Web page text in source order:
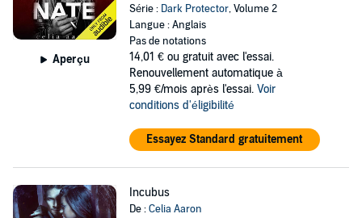
Aperçu
Série : Dark Protector, Volume 2
Langue : Anglais
Pas de notations
14,01 € ou gratuit avec l'essai.
Renouvellement automatique à
5,99 €/mois après l'essai. Voir
conditions d'éligibilité
Essayez Standard gratuitement
Incubus
De :Celia Aaron